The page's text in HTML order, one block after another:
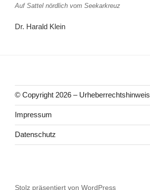
Auf Sattel nördlich vom Seekarkreuz
Dr. Harald Klein
© Copyright 2026 – Urheberrechtshinweis
Impressum
Datenschutz
Stolz präsentiert von WordPress